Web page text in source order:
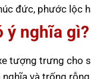
đức, phước lộc
ý nghĩa gì?
tượng trưng cho